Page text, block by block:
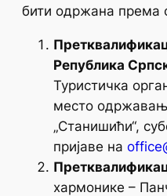
бити одржана према
Република
Туристичка
место
„Станишићи“,
пријаве на
хармонике –